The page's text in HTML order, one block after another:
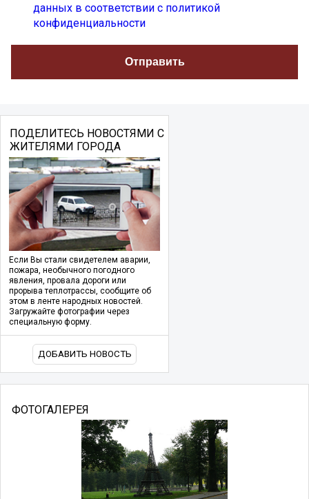
данных в соответствии с политикой
конфиденциальности
ПОДЕЛИТЕСЬ НОВОСТЯМИ С
ЖИТЕЛЯМИ ГОРОДА
Если Вы стали свидетелем аварии,
пожара, необычного погодного
явления, провала дороги или
прорыва теплотрассы, сообщите об
этом в ленте народных новостей.
Загружайте фотографии через
специальную форму.
ДОБАВИТЬ НОВОСТЬ
ФОТОГАЛЕРЕЯ